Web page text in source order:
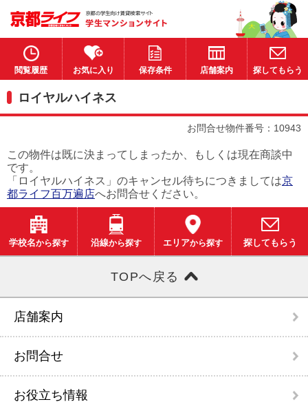
閲覧履歴 お気に入り 保存条件 店舗案内 探してもらう
ロイヤルハイネス
お問合せ物件番号：10943
この物件は既に決まってしまったか、もしくは現在商談中
です。
「ロイヤルハイネス」のキャンセル待ちにつきましては京
都ライフ百万遍店へお問合せください。
学校名から探す 沿線から探す エリアから探す 探してもらう
TOPへ戻る
店舗案内
お問合せ
お役立ち情報